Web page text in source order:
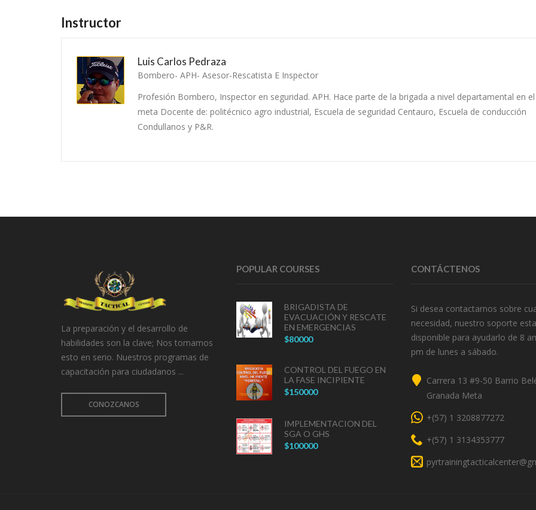
Instructor
Luis Carlos Pedraza
Bombero- APH- Asesor-Rescatista E Inspector
Profesión Bombero, Inspector en seguridad. APH. Hace parte de la brigada a nivel departamental en el
meta Docente de: politécnico agro industrial, Escuela de seguridad Centauro, Escuela de conducción
Condullanos y P&R.
La preparación y el desarrollo de
habilidades son la clave; Nos tomamos
esto en serio. Nuestros programas de
capacitación para ciudadanos ...
CONOZCANOS
POPULAR COURSES
BRIGADISTA DE
EVACUACIÓN Y RESCATE
EN EMERGENCIAS
$80000
CONTROL DEL FUEGO EN
LA FASE INCIPIENTE
$150000
IMPLEMENTACION DEL
SGA O GHS
$100000
CONTÁCTENOS
Si desea contactarnos sobre
necesidad, nuestro soporte
disponible para ayudarlo de 8
pm de lunes a sábado.
Dirección
Carrera 13 #9-50 Barrio
Granada Meta
Telefono
+(57) 1 3208877272
Telefono
+(57) 1 3134353777
Correo